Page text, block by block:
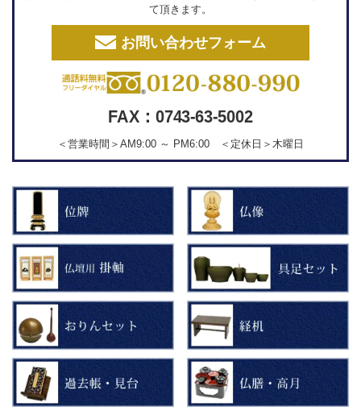
て頂きます。
お問い合わせフォーム
FAX：0743-63-5002
＜営業時間＞AM9:00 ～ PM6:00 ＜定休日＞木曜日